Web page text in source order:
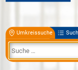
Umkreissuche